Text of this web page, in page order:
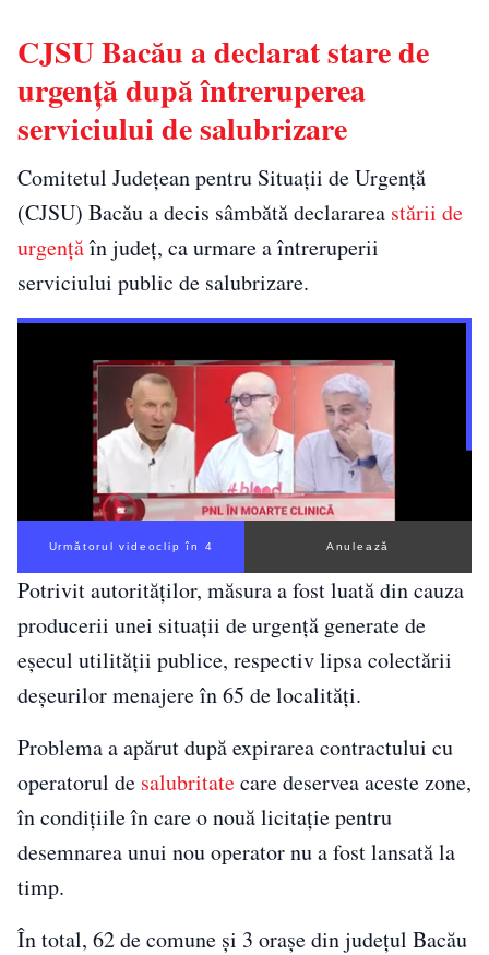
CJSU Bacău a declarat stare de
urgență după întreruperea
serviciului de salubrizare
Comitetul Județean pentru Situații de Urgență
(CJSU) Bacău a decis sâmbătă declararea stării de
urgențăîn județ, ca urmare a întreruperii
serviciului public de salubrizare.
Următorul videoclip în 3 Anulează
Potrivit autorităților, măsura a fost luată din cauza
producerii unei situații de urgență generate de
eșecul utilității publice, respectiv lipsa colectării
deșeurilor menajere în 65 de localități.
Problema a apărut după expirarea contractului cu
operatorul de salubritatecare deservea aceste zone,
în condițiile în care o nouă licitație pentru
desemnarea unui nou operator nu a fost lansată la
timp.
În total, 62 de comune și 3 orașe din județul Bacău